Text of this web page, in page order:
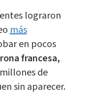
lograron
más
en pocos
francesa,
de
sin aparecer.